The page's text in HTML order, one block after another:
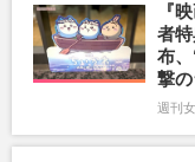
『
者
布
撃の
週刊